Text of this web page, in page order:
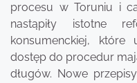
procesu w Toruniu i
nastąpiły istotne
konsumenckiej, które
dostęp do procedur
długów. Nowe